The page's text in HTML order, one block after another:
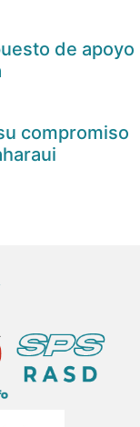
de apoyo
compromiso